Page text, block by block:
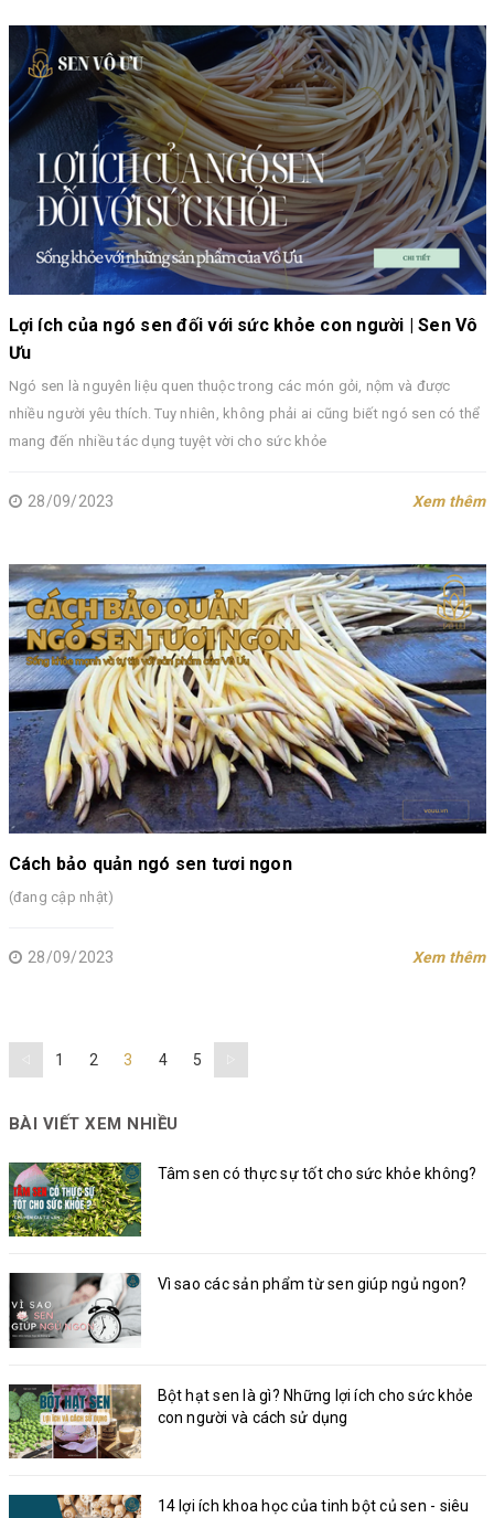
Lợi ích của ngó sen đối với sức khỏe con người | Sen Vô
Ưu
Ngó sen là nguyên liệu quen thuộc trong các món gỏi, nộm và được
nhiều người yêu thích. Tuy nhiên, không phải ai cũng biết ngó sen có thể
mang đến nhiều tác dụng tuyệt vời cho sức khỏe
28/09/2023 Xem thêm
Cách bảo quản ngó sen tươi ngon
(đang cập nhật)
28/09/2023 Xem thêm
1 2 3 4 5
BÀI VIẾT XEM NHIỀU
Tâm sen có thực sự tốt cho sức khỏe không?
Vì sao các sản phẩm từ sen giúp ngủ ngon?
Bột hạt sen là gì? Những lợi ích cho sức khỏe
con người và cách sử dụng
14 lợi ích khoa học của tinh bột củ sen - siêu